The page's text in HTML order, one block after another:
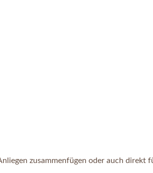
zusammenfügen oder auch